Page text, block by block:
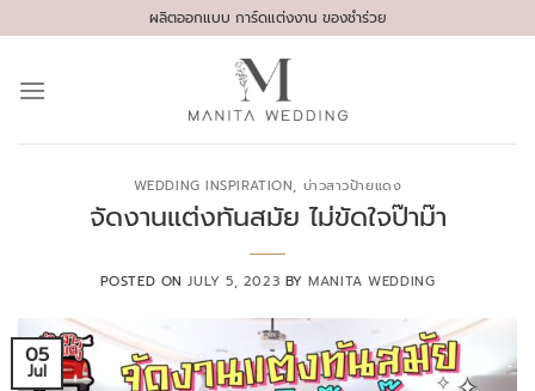
to
ผลิตออกแบบ การ์ดแต่งงาน ของชำร่วย
WEDDING INSPIRATION, บ่าวสาวป้ายแดง
จัดงานแต่งทันสมัย ไม่ขัดใจป๊าม๊า
POSTED ONJULY 5, 2023 BYMANITA WEDDING
05
Jul